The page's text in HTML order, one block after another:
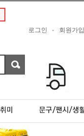
로그인 회원가입